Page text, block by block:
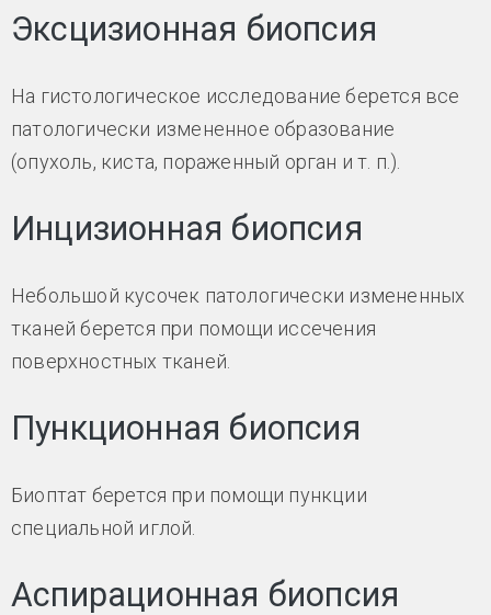
Эксцизионная биопсия
На гистологическое исследование берется все
патологически измененное образование
(опухоль, киста, пораженный орган и т. п.).
Инцизионная биопсия
Небольшой кусочек патологически измененных
тканей берется при помощи иссечения
поверхностных тканей.
Пункционная биопсия
Биоптат берется при помощи пункции
специальной иглой.
Аспирационная биопсия